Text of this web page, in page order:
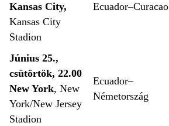
Kansas City,
Kansas City
Stadion
Ecuador–Curacao
Június 25.,
csütörtök, 22.00
New York, New
York/New Jersey
Stadion
Ecuador–
Németország